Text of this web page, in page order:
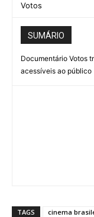
Votos
SUMÁRIO
Documentário Votos
acessíveis ao público
TAGS cinema